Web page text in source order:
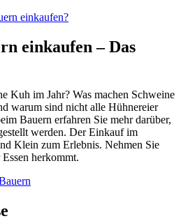
einkaufen?
einkaufen – Das
Kuh im Jahr? Was machen Schweine
warum sind nicht alle Hühnereier
Bauern erfahren Sie mehr darüber,
werden. Der Einkauf im
Klein zum Erlebnis. Nehmen Sie
herkommt.